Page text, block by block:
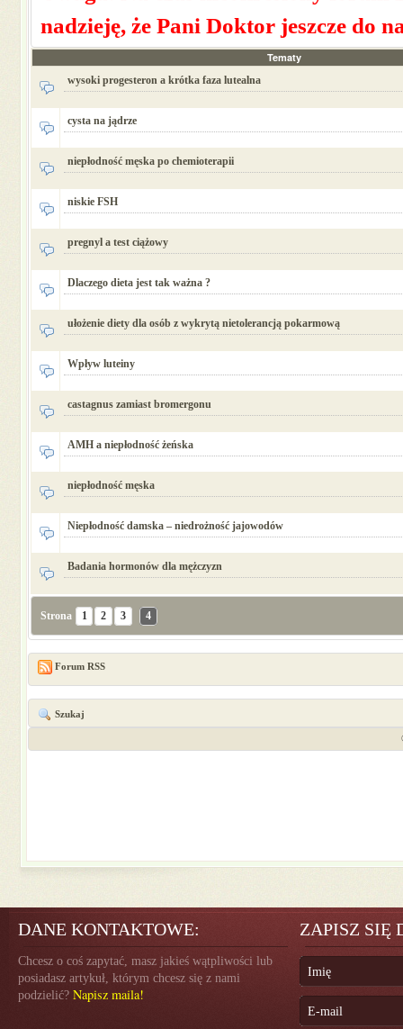
nadzieję, że Pani Doktor jeszcze do
Tematy
wysoki progesteron a krótka faza lutealna
cysta na jądrze
niepłodność męska po chemioterapii
niskie FSH
pregnyl a test ciążowy
Dlaczego dieta jest tak ważna ?
ułożenie diety dla osób z wykrytą nietolerancją pokarmową
Wpływ luteiny
castagnus zamiast bromergonu
AMH a niepłodność żeńska
niepłodność męska
Niepłodność damska – niedrożność jajowodów
Badania hormonów dla mężczyzn
Strona 1 2 3 4
Forum RSS
Szukaj
DANE KONTAKTOWE:
Chcesz o coś zapytać, masz jakieś wątpliwości lub
posiadasz artykuł, którym chcesz się z nami
podzielić? Napisz maila!
ZAPISZ SIĘ